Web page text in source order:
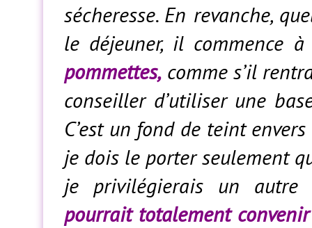
sécheresse. En revanche,
le déjeuner, il commence
pommettes, comme s’il
conseiller d’utiliser une
C’est un fond de teint
je dois le porter seulement
je privilégierais un autre
pourrait totalement